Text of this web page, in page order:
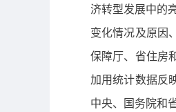
济转型发展中的
变化情况及原因
保障厅、省住房
加用统计数据反
中央、国务院和